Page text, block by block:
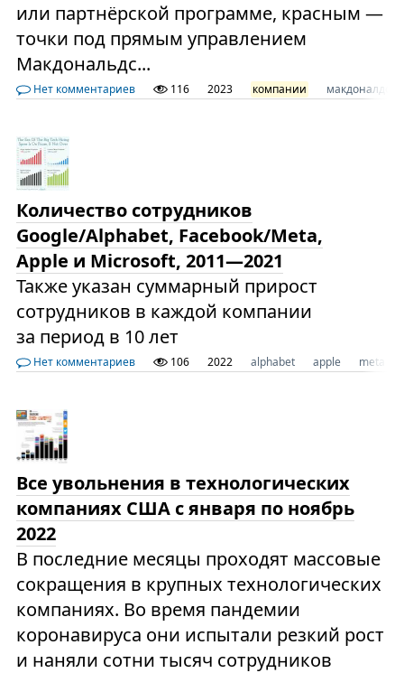
или партнёрской программе, красным —
точки под прямым управлением
Макдональдс...
Нет комментариев 116 2023 компании макдоналдс
Количество сотрудников
Google/Alphabet, Facebook/Meta,
Apple и Microsoft, 2011—2021
Также указан суммарный прирост
сотрудников в каждой компании
за период в 10 лет
Нет комментариев 106 2022 alphabet apple meta
Все увольнения в технологических
компаниях США с января по ноябрь
2022
В последние месяцы проходят массовые
сокращения в крупных технологических
компаниях. Во время пандемии
коронавируса они испытали резкий рост
и наняли сотни тысяч сотрудников